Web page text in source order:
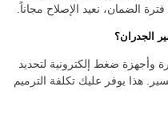
الضمان، نعيد الإصلاح مجاناً.
الجدران؟
وأجهزة ضغط إلكترونية لتحديد
هذا يوفر عليك تكلفة الترميم